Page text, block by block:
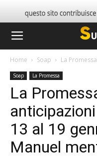
Home Soap La Promessa
Soap La Promessa
La
13 al 19
Manuel